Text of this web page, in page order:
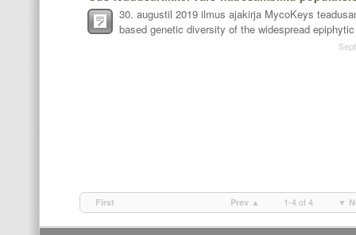
30. augustil 2019 ilmus ajakirja MycoKeys
based genetic diversity of the widespread
First Prev ▲ 1-4 of 4 ▼